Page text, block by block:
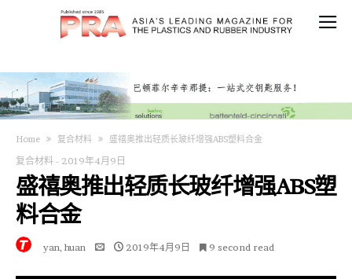
Home 复合材料 盛禧奥推出轻质长玻纤增强ABS塑料合金
复合材料 - 2019年4月9日
盛禧奥推出轻质长玻纤增强ABS塑
料合金
yan, huan 2019年4月9日 9 second read